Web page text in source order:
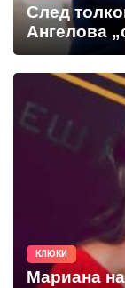
След
Ангелова
КЛЮКИ
Мариана